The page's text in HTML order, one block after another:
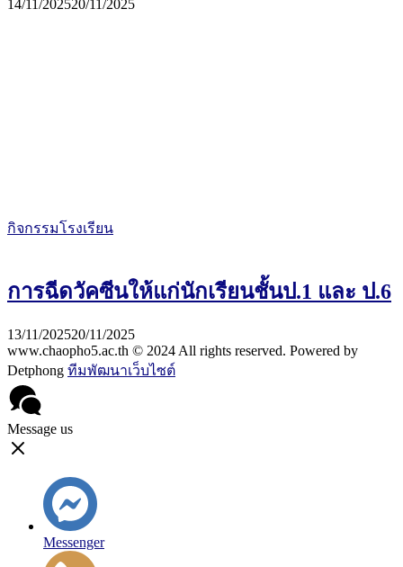
14/11/202520/11/2025
กิจกรรมโรงเรียน
การฉีดวัคซีนให้แก่นักเรียนชั้นป.1 และ ป.6
13/11/202520/11/2025
www.chaopho5.ac.th © 2024 All rights reserved. Powered by
Detphong ทีมพัฒนาเว็บไซต์
Message us
Messenger